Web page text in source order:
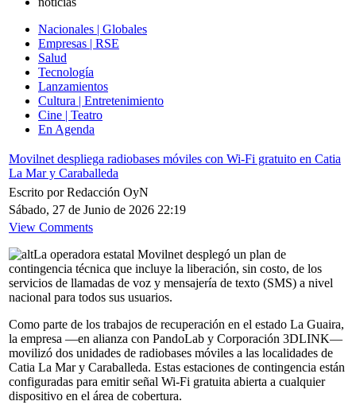
Nacionales | Globales
Empresas | RSE
Salud
Tecnología
Lanzamientos
Cultura | Entretenimiento
Cine | Teatro
En Agenda
Movilnet despliega radiobases móviles con Wi-Fi gratuito en Catia
La Mar y Caraballeda
Escrito por Redacción OyN
Sábado, 27 de Junio de 2026 22:19
View Comments
La operadora estatal Movilnet desplegó un plan de
contingencia técnica que incluye la liberación, sin costo, de los
servicios de llamadas de voz y mensajería de texto (SMS) a nivel
nacional para todos sus usuarios.
Como parte de los trabajos de recuperación en el estado La Guaira,
la empresa —en alianza con PandoLab y Corporación 3DLINK—
movilizó dos unidades de radiobases móviles a las localidades de
Catia La Mar y Caraballeda. Estas estaciones de contingencia están
configuradas para emitir señal Wi-Fi gratuita abierta a cualquier
dispositivo en el área de cobertura.